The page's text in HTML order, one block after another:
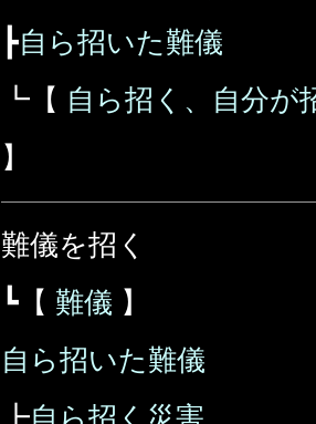
┣自ら招いた難儀
┗【 自ら招く、自分が
】
難儀を招く
┗【 難儀 】
自ら招いた難儀